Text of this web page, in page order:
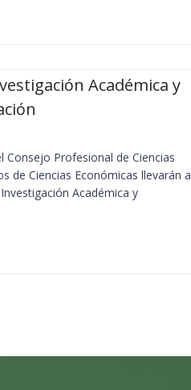
Académica y
Profesional de Ciencias
de Ciencias Económicas llevarán a
Académica y